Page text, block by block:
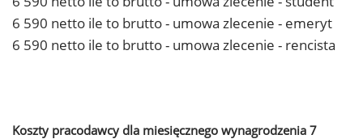
6 590 netto ile to brutto - umowa zlecenie - emeryt
6 590 netto ile to brutto - umowa zlecenie - rencista
Koszty pracodawcy dla miesięcznego wynagrodzenia 7